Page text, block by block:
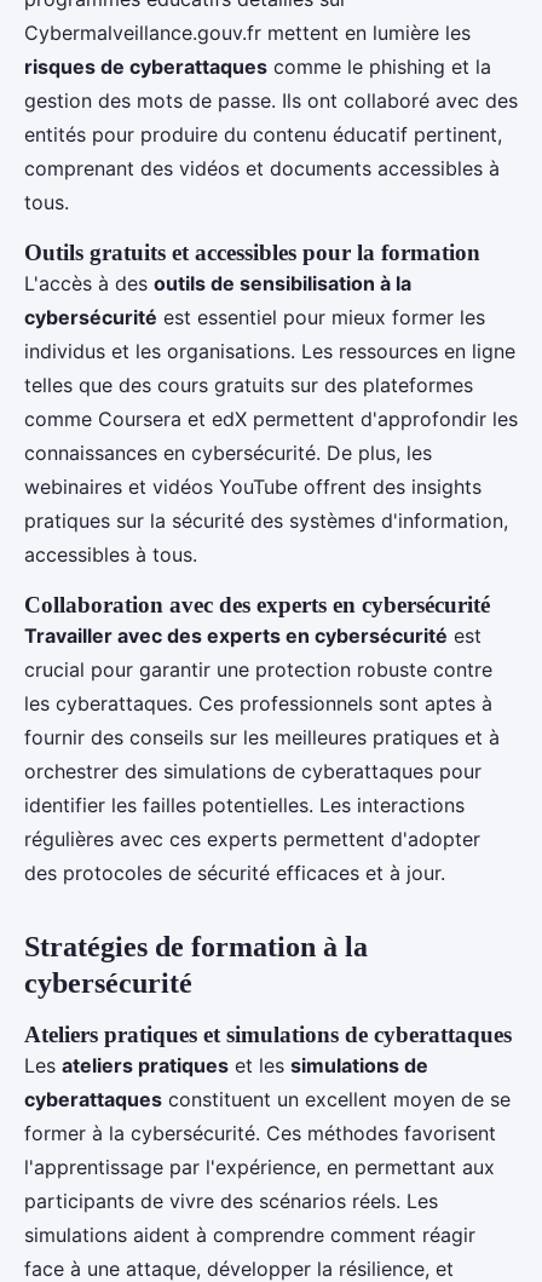
Cybermalveillance.gouv.fr mettent en lumière les
risques de cyberattaques comme le phishing et la
gestion des mots de passe. Ils ont collaboré avec des
entités pour produire du contenu éducatif pertinent,
comprenant des vidéos et documents accessibles à
tous.
Outils gratuits et accessibles pour la formation
L'accès à des outils de sensibilisation à la
cybersécurité est essentiel pour mieux former les
individus et les organisations. Les ressources en ligne
telles que des cours gratuits sur des plateformes
comme Coursera et edX permettent d'approfondir les
connaissances en cybersécurité. De plus, les
webinaires et vidéos YouTube offrent des insights
pratiques sur la sécurité des systèmes d'information,
accessibles à tous.
Collaboration avec des experts en cybersécurité
Travailler avec des experts en cybersécurité est
crucial pour garantir une protection robuste contre
les cyberattaques. Ces professionnels sont aptes à
fournir des conseils sur les meilleures pratiques et à
orchestrer des simulations de cyberattaques pour
identifier les failles potentielles. Les interactions
régulières avec ces experts permettent d'adopter
des protocoles de sécurité efficaces et à jour.
Stratégies de formation à la
cybersécurité
Ateliers pratiques et simulations de cyberattaques
Les ateliers pratiques et les simulations de
cyberattaques constituent un excellent moyen de se
former à la cybersécurité. Ces méthodes favorisent
l'apprentissage par l'expérience, en permettant aux
participants de vivre des scénarios réels. Les
simulations aident à comprendre comment réagir
face à une attaque, développer la résilience, et